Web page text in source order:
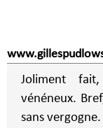
Joliment fait,
vénéneux.
sans vergogne.